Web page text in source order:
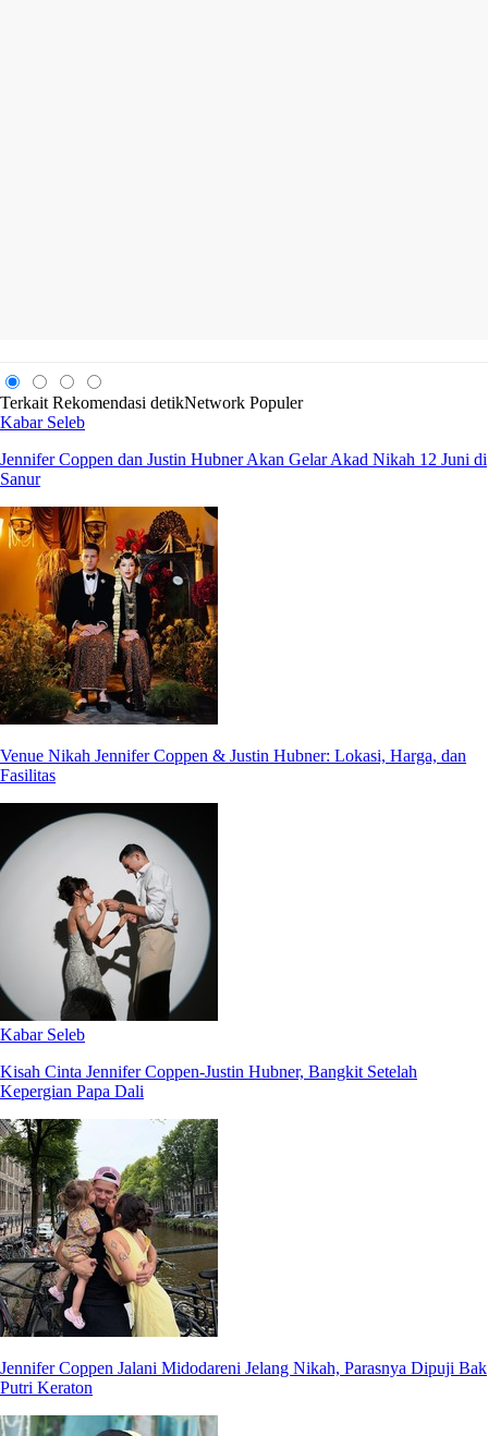
Terkait Rekomendasi detikNetwork Populer
Kabar Seleb
Jennifer Coppen dan Justin Hubner Akan Gelar Akad Nikah 12 Juni di
Sanur
Venue Nikah Jennifer Coppen & Justin Hubner: Lokasi, Harga, dan
Fasilitas
Kabar Seleb
Kisah Cinta Jennifer Coppen-Justin Hubner, Bangkit Setelah
Kepergian Papa Dali
Jennifer Coppen Jalani Midodareni Jelang Nikah, Parasnya Dipuji Bak
Putri Keraton